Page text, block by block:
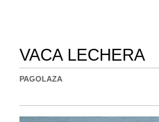
VACA LECHERA
PAGOLAZA